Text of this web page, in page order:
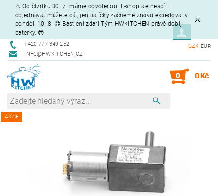
⚠️ Od čtvrtku 30. 7. máme dovolenou. E-shop ale nespí –
objednávat můžete dál, jen balíčky začneme znovu expedovat v
pondělí 10. 8. 😊 Bastlení zdar! Tým HWKITCHEN právě dobíjí
baterky. 😎
+420 777 349 252
INFO@HWKITCHEN.CZ
CZK EUR
0 0 Kč
AKCE